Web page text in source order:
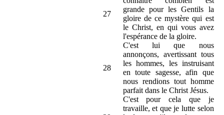
27
grande pour les Gentils la
gloire de ce mystère qui est
le Christ, en qui vous avez
l'espérance de la gloire.
28
C'est lui que nous
annonçons, avertissant tous
les hommes, les instruisant
en toute sagesse, afin que
nous rendions tout homme
parfait dans le Christ Jésus.
C'est pour cela que je
travaille, et que je lutte selon